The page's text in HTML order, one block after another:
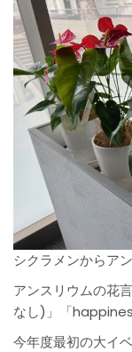
シクラメンからア
アンスリウムの花
なし)」「
今年度最初の大イ